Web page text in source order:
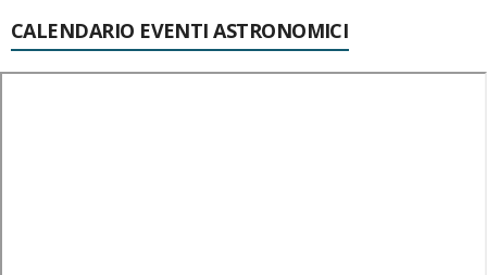
CALENDARIO EVENTI ASTRONOMICI